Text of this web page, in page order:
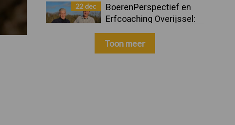
22 dec
BoerenPerspectief en
Erfcoaching Overijssel:
ondersteuning bij grote
keuzes
Toon meer